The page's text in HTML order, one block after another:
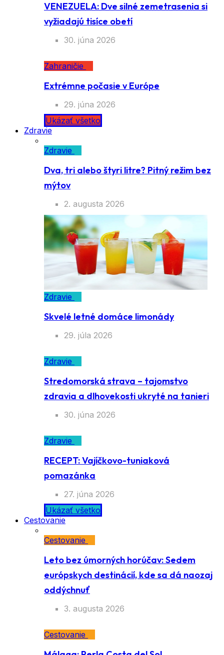
VENEZUELA: Dve silné zemetrasenia si
vyžiadajú tisíce obetí
30. júna 2026
Zahraničie
Extrémne počasie v Európe
29. júna 2026
Ukázať všetko
Zdravie
Zdravie
Dva, tri alebo štyri litre? Pitný režim bez
mýtov
2. augusta 2026
Zdravie
Skvelé letné domáce limonády
29. júla 2026
Zdravie
Stredomorská strava – tajomstvo
zdravia a dlhovekosti ukryté na tanieri
30. júna 2026
Zdravie
RECEPT: Vajíčkovo-tuniaková
pomazánka
27. júna 2026
Ukázať všetko
Cestovanie
Cestovanie
Leto bez úmorných horúčav: Sedem
európskych destinácií, kde sa dá naozaj
oddýchnuť
3. augusta 2026
Cestovanie